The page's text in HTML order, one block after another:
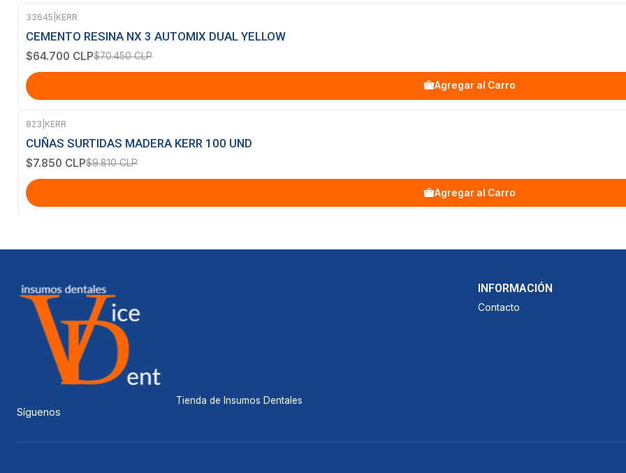
-8%OFF
33645 KERR
CEMENTO RESINA NX 3 AUTOMIX DUAL YELLOW
$64.700 CLP$70.450 CLP
Agregar al Carro
-20%OFF
823 KERR
CUÑAS SURTIDAS MADERA KERR 100 UND
$7.850 CLP$9.810 CLP
Agregar al Carro
Tienda de Insumos Dentales
Síguenos
INFORMACIÓN
Contacto